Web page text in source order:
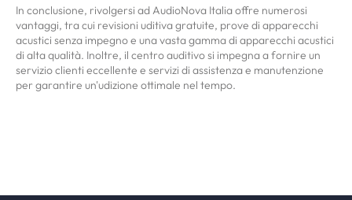
In conclusione, rivolgersi ad AudioNova Italia offre numerosi
vantaggi, tra cui revisioni uditiva gratuite, prove di apparecchi
acustici senza impegno e una vasta gamma di apparecchi acustici
di alta qualità. Inoltre, il centro auditivo si impegna a fornire un
servizio clienti eccellente e servizi di assistenza e manutenzione
per garantire un'udizione ottimale nel tempo.